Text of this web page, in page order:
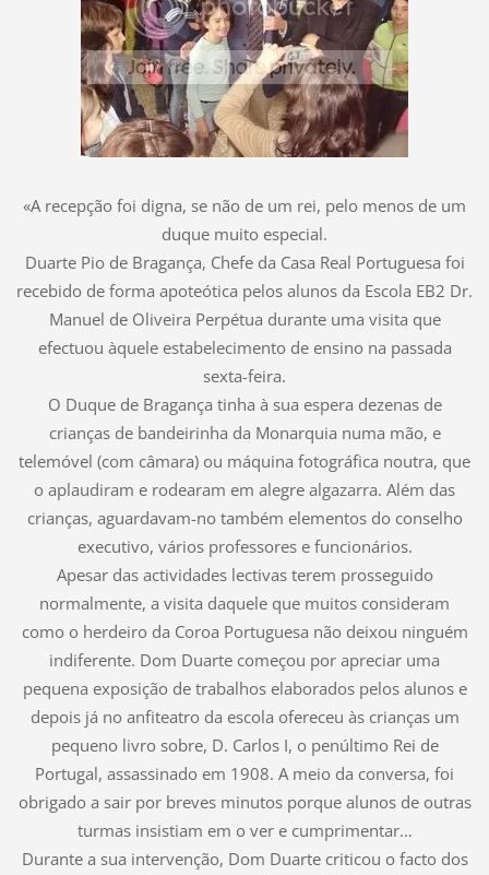
«A recepção foi digna, se não de um rei, pelo menos de um
duque muito especial.
Duarte Pio de Bragança, Chefe da Casa Real Portuguesa foi
recebido de forma apoteótica pelos alunos da Escola EB2 Dr.
Manuel de Oliveira Perpétua durante uma visita que
efectuou àquele estabelecimento de ensino na passada
sexta-feira.
O Duque de Bragança tinha à sua espera dezenas de
crianças de bandeirinha da Monarquia numa mão, e
telemóvel (com câmara) ou máquina fotográfica noutra, que
o aplaudiram e rodearam em alegre algazarra. Além das
crianças, aguardavam-no também elementos do conselho
executivo, vários professores e funcionários.
Apesar das actividades lectivas terem prosseguido
normalmente, a visita daquele que muitos consideram
como o herdeiro da Coroa Portuguesa não deixou ninguém
indiferente. Dom Duarte começou por apreciar uma
pequena exposição de trabalhos elaborados pelos alunos e
depois já no anfiteatro da escola ofereceu às crianças um
pequeno livro sobre, D. Carlos I, o penúltimo Rei de
Portugal, assassinado em 1908. A meio da conversa, foi
obrigado a sair por breves minutos porque alunos de outras
turmas insistiam em o ver e cumprimentar…
Durante a sua intervenção, Dom Duarte criticou o facto dos